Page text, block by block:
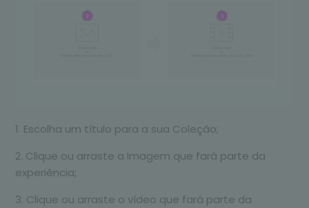
1. Escolha um título para a sua Coleção;
2. Clique ou arraste a Imagem que fará parte da
experiência;
3. Clique ou arraste o vídeo que fará parte da